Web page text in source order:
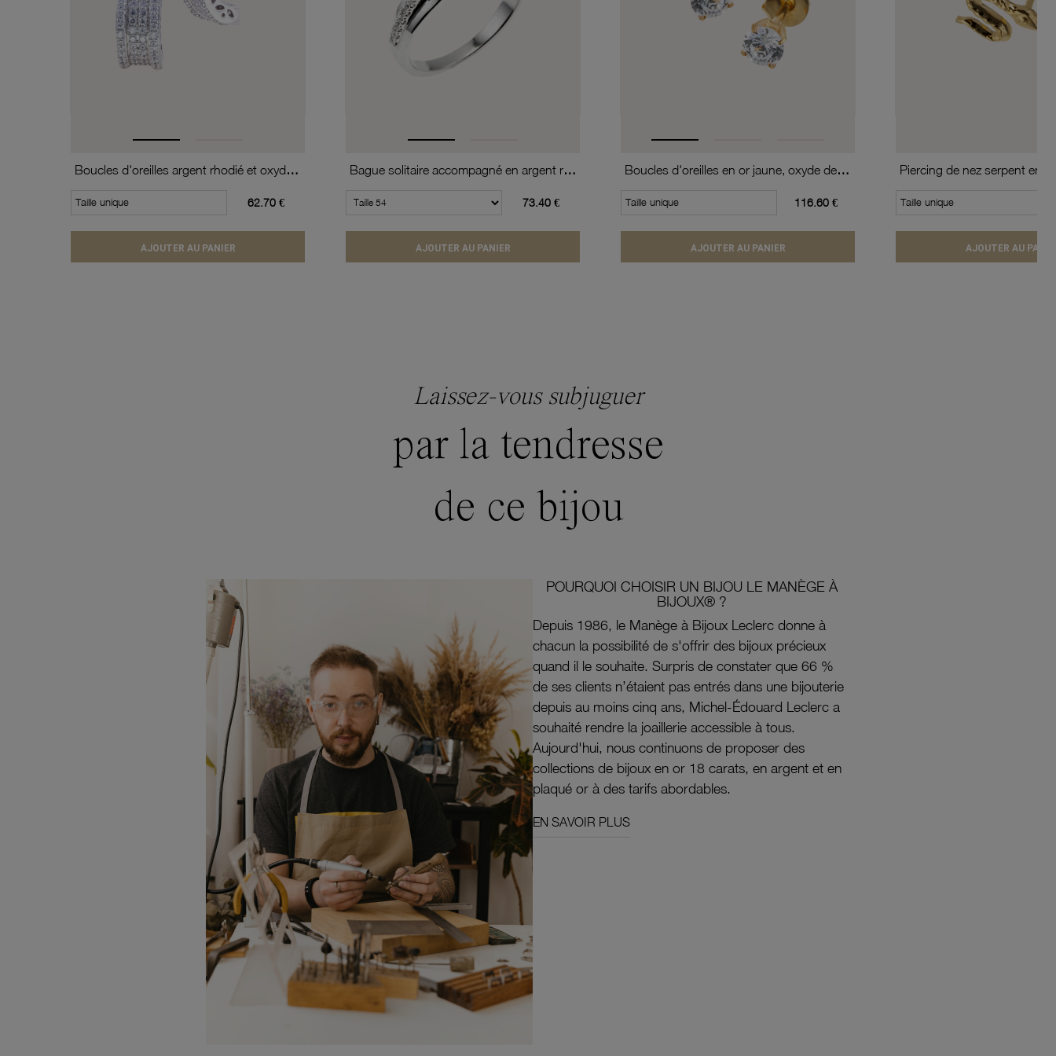
Boucles d'oreilles argent rhodié et oxydes de zirconium
Taille unique 62.70 €
AJOUTER AU PANIER
Bague solitaire accompagné en argent rhodié, oxydes de zirconium
73.40 €
AJOUTER AU PANIER
Boucles d'oreilles en or jaune, oxyde de zirconium (moyen modèle).
Taille unique 116.60 €
AJOUTER AU PANIER
Piercing de nez serpent en
Taille unique
AJOUTER AU
Laissez-vous subjuguer
par la tendresse
de ce bijou
POURQUOI CHOISIR UN BIJOU LE MANÈGE À
BIJOUX® ?
Depuis 1986, le Manège à Bijoux Leclerc donne à
chacun la possibilité de s'offrir des bijoux précieux
quand il le souhaite. Surpris de constater que 66 %
de ses clients n’étaient pas entrés dans une bijouterie
depuis au moins cinq ans, Michel-Édouard Leclerc a
souhaité rendre la joaillerie accessible à tous.
Aujourd'hui, nous continuons de proposer des
collections de bijoux en or 18 carats, en argent et en
plaqué or à des tarifs abordables.
EN SAVOIR PLUS